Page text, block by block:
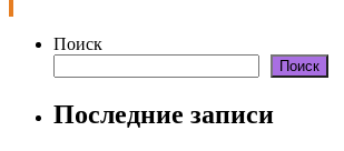
Поиск
Поиск
Последние записи